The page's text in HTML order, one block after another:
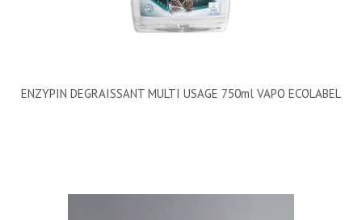
ENZYPIN DEGRAISSANT MULTI USAGE 750ml VAPO ECOLABEL